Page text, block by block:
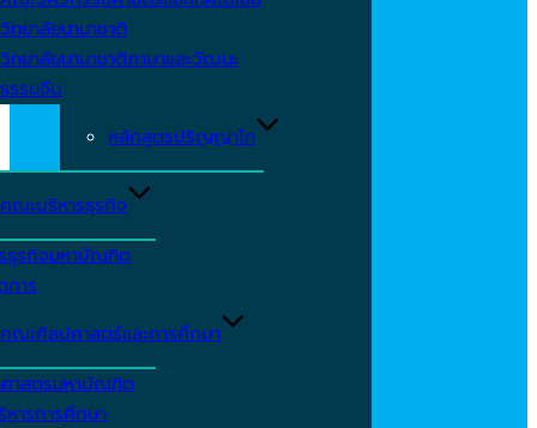
วิทยาลัยนานาชาติ
วิทยาลัยนานาชาติภาษาและวัฒนะ
ธรรมจีน
หลักสูตรปริญญาโท
คณะบริหารธุรกิจ
ธุรกิจมหาบัณฑิต
การ
คณะศิลปศาสตร์และการศึกษา
าสตรมหาบัณฑิต
หารการศึกษา